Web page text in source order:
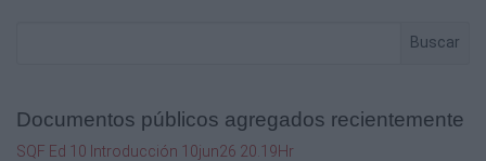
Buscar
Documentos públicos agregados recientemente
SQF Ed 10 Introducción 10jun26 20.19Hr